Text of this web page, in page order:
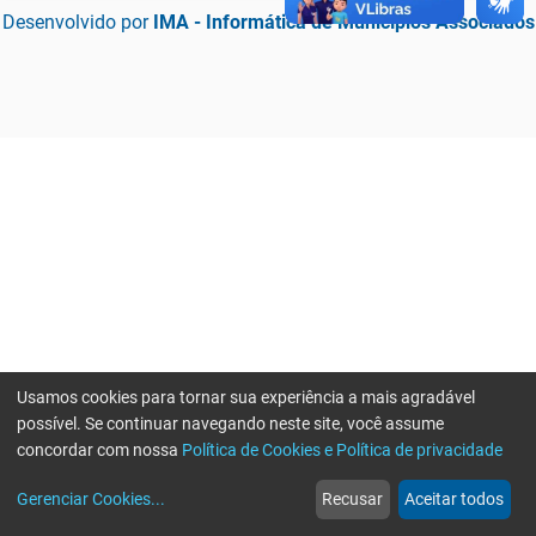
Desenvolvido por IMA - Informática de Municípios Associados
web
Notícias
more_horiz
Mais
Usamos cookies para tornar sua experiência a mais agradável
possível. Se continuar navegando neste site, você assume
concordar com nossa Política de Cookies e Política de privacidade
Gerenciar Cookies... Recusar Aceitar todos
Erro ao enviar informações, por favor tente novamente